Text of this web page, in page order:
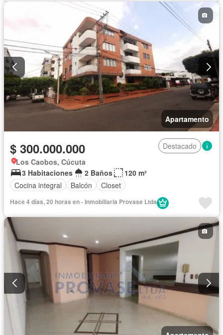
Apartamento
$ 300.000.000
Destacado
Los Caobos, Cúcuta
3 Habitaciones
2 Baños
120 m²
Cocina integral
Balcón Closet
Hace 4 días, 20 horas en - Inmobiliaria Provase Ltda